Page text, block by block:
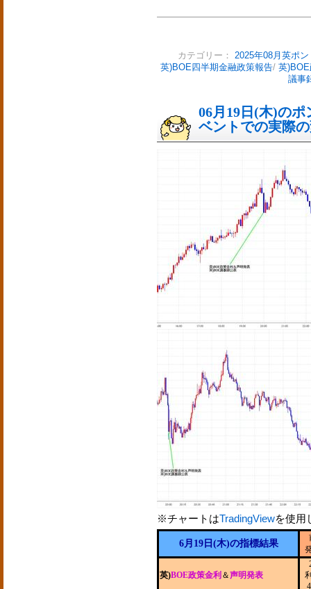
カテゴリー： 2025年08月英ポン
英)BOE四半期金融政策報告/ 英
議事
06月19日(木)の
ベントでの実際
※チャートはTradingViewを使用
6月19日(木)の指標結果
英)BOE政策金利 ＆声明発表